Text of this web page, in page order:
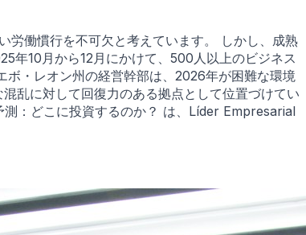
労働慣行を不可欠と考えています。 しかし、成熟
年10月から12月にかけて、500人以上のビジネス
・レオン州の経営幹部は、2026年が困難な環境
乱に対して回復力のある拠点として位置づけてい
：どこに投資するのか？ は、Líder Empresarial